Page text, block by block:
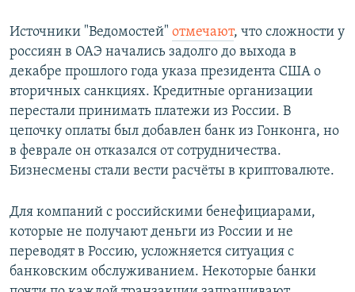
Источники "Ведомостей" отмечают, что сложности у
россиян в ОАЭ начались задолго до выхода в
декабре прошлого года указа президента США о
вторичных санкциях. Кредитные организации
перестали принимать платежи из России. В
цепочку оплаты был добавлен банк из Гонконга, но
в феврале он отказался от сотрудничества.
Бизнесмены стали вести расчёты в криптовалюте.
Для компаний с российскими бенефициарами,
которые не получают деньги из России и не
переводят в Россию, усложняется ситуация с
банковским обслуживанием. Некоторые банки